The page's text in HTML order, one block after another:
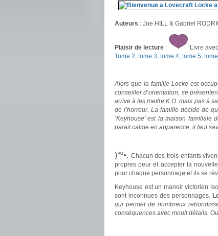
Auteurs : Joe HILL & Gabriel
Plaisir de lecture :
Livre
Tome 2, tome 3, tome 4, tome 5,
Alors que la famille Locke est
conseiller d’orientation, se
arrive à les mettre K.O. mais pas à
de l’horreur. La famille décide de
‘Keyhouse’ est la maison
parait calme en apparence, il faut
)°º•. Chacun des trois enfants
propres peur et accepter la
pour chaque personnage et ils se
Keyhouse est un manoir victorien
sont inconnues des personnages.
qui permet de nombreux
conséquences avec moult détails.